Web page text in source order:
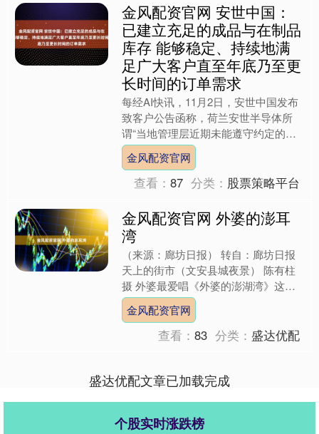
金风配资官网 安世中国：
已建立充足的成品与在制品
库存 能够稳定、持续地满
足广大客户直至年底乃至更
长时间的订单需求
每经AI快讯，11月2日，安世中国发布
致客户公告函称，荷兰安世半导体所
谓“当地管理层近期未能遵守约定的合
同付款条件”完全是无中生有，恶意抹
黑安世中国管理层。安世....
金风配资官网
查看：87 分类： 股票策略平台
金风配资官网 外婆的澎耳
湾
（来源：廊坊日报） 转自：廊坊日报
天上的街市（文安县城夜景） 陈有柱
摄 外婆最爱唱《外婆的澎湖湾》这首
歌。“晚风轻拂澎湖湾，白浪逐沙滩，
没有椰林逐夕阳，只是....
金风配资官网
查看：83 分类：盛达优配
盛达优配文章已加载完成
个股实时涨跌榜